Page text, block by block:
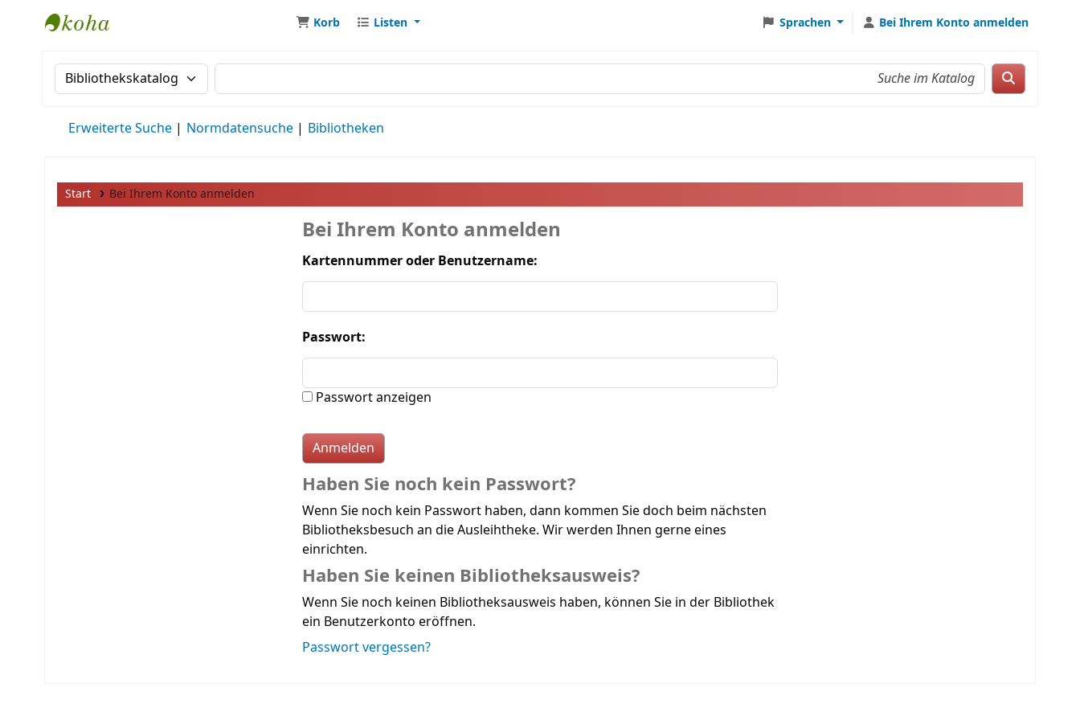
Korb Listen Sprachen Bei Ihrem Konto anmelden
Suche im Katalog nach:Suche im Katalog
Erweiterte Suche Normdatensuche Bibliotheken
Start Bei Ihrem Konto anmelden
Bei Ihrem Konto anmelden
Kartennummer oder Benutzername:
Passwort:
Passwort anzeigen
Haben Sie noch kein Passwort?
Wenn Sie noch kein Passwort haben, dann kommen Sie doch beim nächsten
Bibliotheksbesuch an die Ausleihtheke. Wir werden Ihnen gerne eines
einrichten.
Haben Sie keinen Bibliotheksausweis?
Wenn Sie noch keinen Bibliotheksausweis haben, können Sie in der Bibliothek
ein Benutzerkonto eröffnen.
Passwort vergessen?